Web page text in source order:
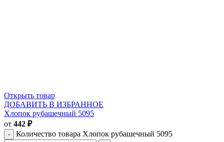
Открыть товар
ДОБАВИТЬ В ИЗБРАННОЕ
Хлопок рубашечный 5095
от 442 ₽
Количество товара Хлопок рубашечный 5095